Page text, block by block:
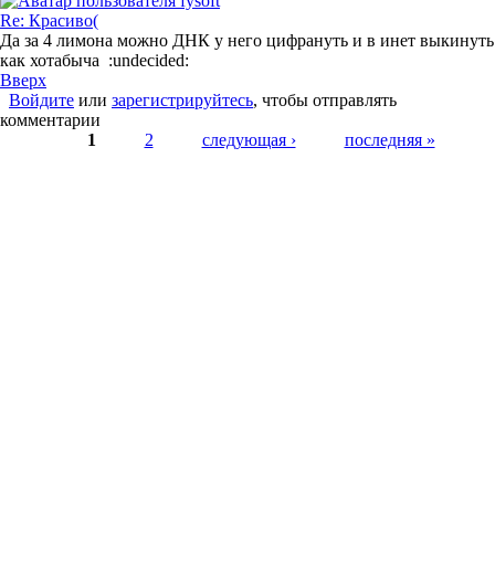
Re: Красиво(
Да за 4 лимона можно ДНК у него цифрануть и в инет выкинуть
как хотабыча :undecided:
Вверх
Войдите или зарегистрируйтесь, чтобы отправлять
комментарии
Страницы
1 2 следующая › последняя »